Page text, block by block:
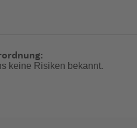
keine Risiken bekannt.